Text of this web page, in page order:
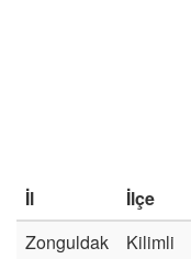
İl İlçe
Zonguldak
Kilimli